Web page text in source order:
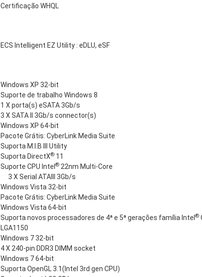
Certificação WHQL
ECS Intelligent EZ Utility : eDLU, eSF
Windows XP 32-bit
Suporte de trabalho Windows 8
1 X porta(s) eSATA 3Gb/s
3 X SATA II 3Gb/s connector(s)
Windows XP 64-bit
Pacote Grátis: CyberLink Media Suite
Suporta M.I.B III Utility
Suporta DirectX® 11
Suporte CPU Intel ® 22nm Multi-Core
3 X Serial ATAIII 3Gb/s
Windows Vista 32-bit
Pacote Grátis: CyberLink Media Suite
Windows Vista 64-bit
Suporta novos processadores de 4ª e 5ª gerações família Intel ®
LGA1150
Windows 7 32-bit
4 X 240-pin DDR3 DIMM socket
Windows 7 64-bit
Suporta OpenGL 3.1(Intel 3rd gen CPU)